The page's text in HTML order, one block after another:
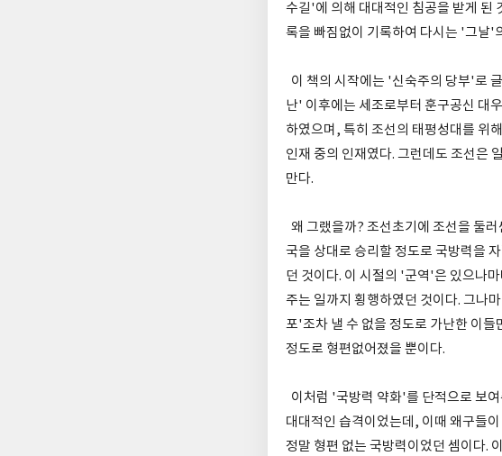
수길'에 의해 대대적인 침공을 받게 된
록을 빠짐없이 기록하여 다시는 '그날'
이 책의 시작에는 '신숙주의 당부'로
난' 이후에는 세조로부터 훈구공신 대
하였으며, 특히 조선의 태평성대를 위
인재 중의 인재였다. 그런데도 조선은
만다.
왜 그랬을까? 조선초기에 조선을 둘
국을 상대로 승리할 정도로 국방력을
던 것이다. 이 시절의 '군역'은 있으나
주는 일까지 횡행하였던 것이다. 그나
포'조차 낼 수 없을 정도로 가난한 이
정도로 형편없어졌을 뿐이다.
이처럼 '국방력 약화'를 단적으로 보
대대적인 습격이었는데, 이때 왜구들
정말 형편 없는 국방력이었던 셈이다.